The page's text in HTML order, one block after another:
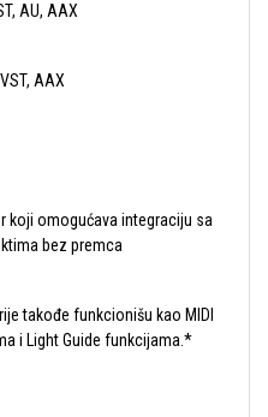
AU, AAX
AAX
koji omogućava integraciju sa
bez premca
takođe funkcionišu kao MIDI
i Light Guide funkcijama.*